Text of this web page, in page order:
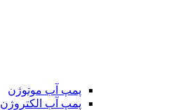
پمپ آب موتوژن
پمپ آب الکتروژن